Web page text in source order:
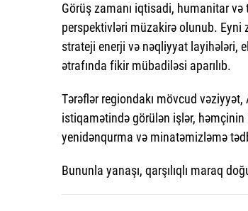
Görüş zamanı iqtisadi, humanitar
perspektivləri müzakirə olunub. Eyni
strateji enerji və nəqliyyat layihələri,
ətrafında fikir mübadiləsi aparılıb.
Tərəflər regiondakı mövcud
istiqamətində görülən işlər,
yenidənqurma və minatəmizləmə
Bununla yanaşı, qarşılıqlı maraq